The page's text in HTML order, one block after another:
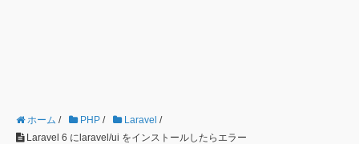
ホーム / PHP / Laravel /
Laravel 6 にlaravel/ui をインストールしたらエラー